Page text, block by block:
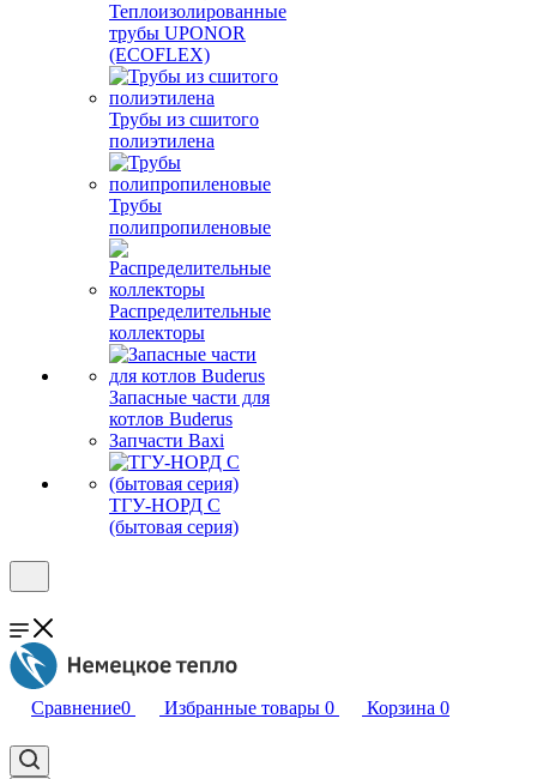
Теплоизолированные
трубы UPONOR
(ECOFLEX)
Трубы из сшитого
полиэтилена
Трубы
полипропиленовые
Распределительные
коллекторы
Запасные части для
котлов Buderus
Запчасти Baxi
ТГУ-НОРД С
(бытовая серия)
Сравнение0 Избранные товары 0 Корзина 0